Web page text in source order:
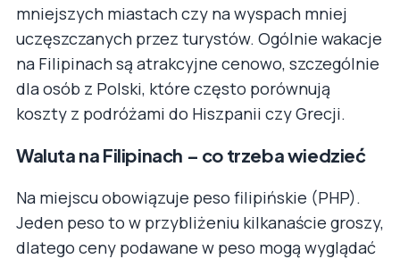
mniejszych miastach czy na wyspach mniej
uczęszczanych przez turystów. Ogólnie wakacje
na Filipinach są atrakcyjne cenowo, szczególnie
dla osób z Polski, które często porównują
koszty z podróżami do Hiszpanii czy Grecji.
Waluta na Filipinach – co trzeba wiedzieć
Na miejscu obowiązuje peso filipińskie (PHP).
Jeden peso to w przybliżeniu kilkanaście groszy,
dlatego ceny podawane w peso mogą wyglądać